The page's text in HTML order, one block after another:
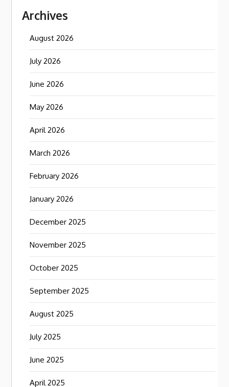
Archives
August 2026
July 2026
June 2026
May 2026
April 2026
March 2026
February 2026
January 2026
December 2025
November 2025
October 2025
September 2025
August 2025
July 2025
June 2025
April 2025